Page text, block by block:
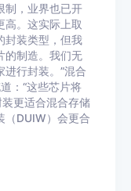
制，业界也已开
高。这实际上取
封装类型，但我
的制造。我们无
行封装。”混合
：“这些芯片将
更适合混合存储
（DUIW）会更合